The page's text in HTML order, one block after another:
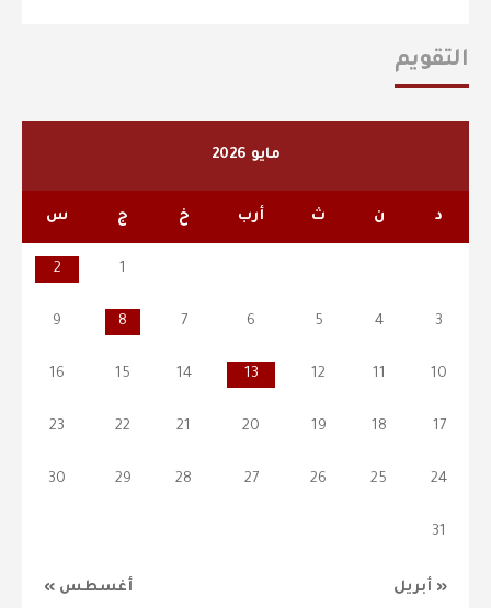
التقويم
مايو 2026
د ن ث أرب خ ج س
« أبريل أغسطس »
1
2
3
4
5
6
7
8
9
10
11
12
13
14
15
16
17
18
19
20
21
22
23
24
25
26
27
28
29
30
31